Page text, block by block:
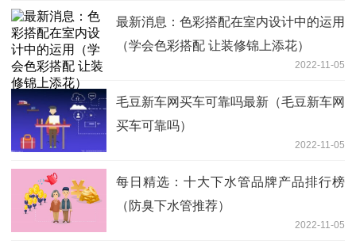
最新消息：色彩搭配在室内设计中的运用
（学会色彩搭配 让装修锦上添花）
2022-11-05
毛豆新车网买车可靠吗最新（毛豆新车网
买车可靠吗）
2022-11-05
每日精选：十大下水管品牌产品排行榜
（防臭下水管推荐）
2022-11-05